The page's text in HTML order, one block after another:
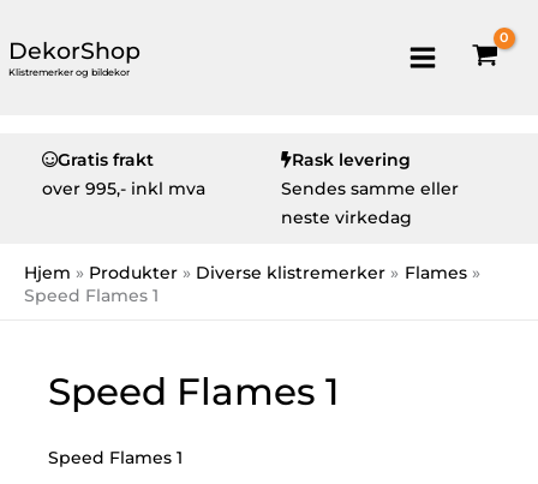
DekorShop
Klistremerker og bildekor
Gratis frakt
over 995,- inkl mva
Rask levering
Sendes samme eller
neste virkedag
Hjem Produkter Diverse klistremerker
Flames
Speed Flames 1
Speed Flames 1
Speed Flames 1